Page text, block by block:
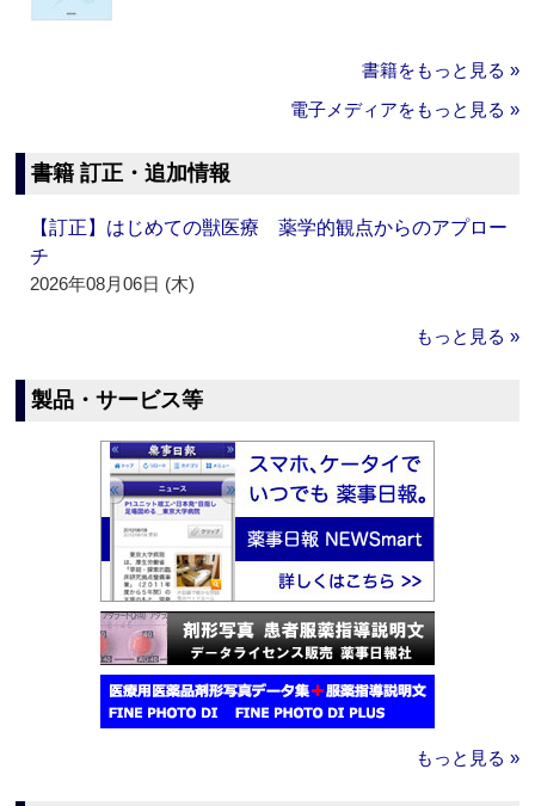
書籍をもっと見る »
電子メディアをもっと見る »
書籍 訂正・追加情報
【訂正】はじめての獣医療 薬学的観点からのアプロー
チ
2026年08月06日 (木)
もっと見る »
製品・サービス等
もっと見る »